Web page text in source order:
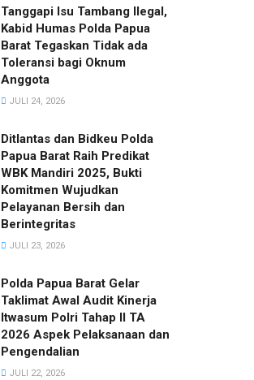
Tanggapi Isu Tambang Ilegal,
Kabid Humas Polda Papua
Barat Tegaskan Tidak ada
Toleransi bagi Oknum
Anggota
JULI 24, 2026
Ditlantas dan Bidkeu Polda
Papua Barat Raih Predikat
WBK Mandiri 2025, Bukti
Komitmen Wujudkan
Pelayanan Bersih dan
Berintegritas
JULI 23, 2026
Polda Papua Barat Gelar
Taklimat Awal Audit Kinerja
Itwasum Polri Tahap II TA
2026 Aspek Pelaksanaan dan
Pengendalian
JULI 22, 2026